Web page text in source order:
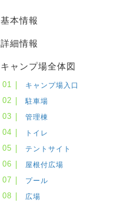
基本情報
詳細情報
キャンプ場全体図
キャンプ場入口
駐車場
管理棟
トイレ
テントサイト
屋根付広場
プール
広場